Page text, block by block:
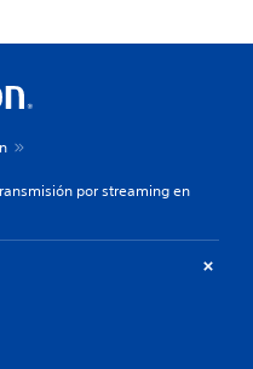
por streaming en